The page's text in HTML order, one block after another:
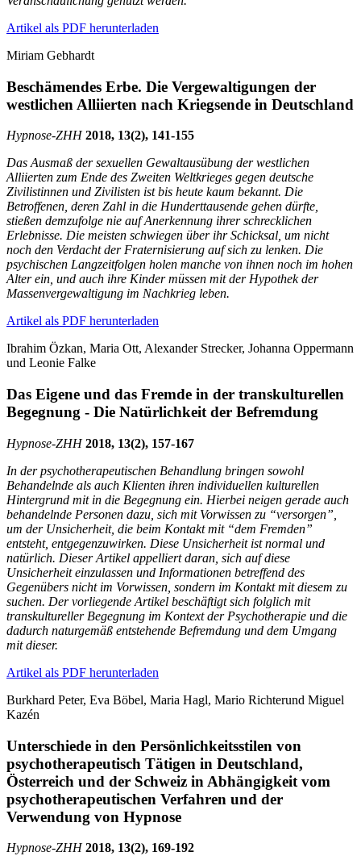
Artikel als PDF herunterladen
Miriam Gebhardt
Beschämendes Erbe. Die Vergewaltigungen der
westlichen Alliierten nach Kriegsende in Deutschland
Hypnose-ZHH2018, 13(2), 141-155
Das Ausmaß der sexuellen Gewaltausübung der westlichen
Alliierten zum Ende des Zweiten Weltkrieges gegen deutsche
Zivilistinnen und Zivilisten ist bis heute kaum bekannt. Die
Betroffenen, deren Zahl in die Hunderttausende gehen dürfte,
stießen demzufolge nie auf Anerkennung ihrer schrecklichen
Erlebnisse. Die meisten schwiegen über ihr Schicksal, um nicht
noch den Verdacht der Fraternisierung auf sich zu lenken. Die
psychischen Langzeitfolgen holen manche von ihnen noch im hohen
Alter ein, und auch ihre Kinder müssen mit der Hypothek der
Massenvergewaltigung im Nachkrieg leben.
Artikel als PDF herunterladen
Ibrahim Özkan, Maria Ott, Alexander Strecker, Johanna Oppermann
und Leonie Falke
Das Eigene und das Fremde in der transkulturellen
Begegnung - Die Natürlichkeit der Befremdung
Hypnose-ZHH2018, 13(2), 157-167
In der psychotherapeutischen Behandlung bringen sowohl
Behandelnde als auch Klienten ihren individuellen kulturellen
Hintergrund mit in die Begegnung ein. Hierbei neigen gerade auch
behandelnde Personen dazu, sich mit Vorwissen zu “versorgen”,
um der Unsicherheit, die beim Kontakt mit “dem Fremden”
entsteht, entgegenzuwirken. Diese Unsicherheit ist normal und
natürlich. Dieser Artikel appelliert daran, sich auf diese
Unsicherheit einzulassen und Informationen betreffend des
Gegenübers nicht im Vorwissen, sondern im Kontakt mit diesem zu
suchen. Der vorliegende Artikel beschäftigt sich folglich mit
transkultureller Begegnung im Kontext der Psychotherapie und die
dadurch naturgemäß entstehende Befremdung und dem Umgang
mit dieser.
Artikel als PDF herunterladen
Burkhard Peter, Eva Böbel, Maria Hagl, Mario Richterund Miguel
Kazén
Unterschiede in den Persönlichkeitsstilen von
psychotherapeutisch Tätigen in Deutschland,
Österreich und der Schweiz in Abhängigkeit vom
psychotherapeutischen Verfahren und der
Verwendung von Hypnose
Hypnose-ZHH2018, 13(2), 169-192